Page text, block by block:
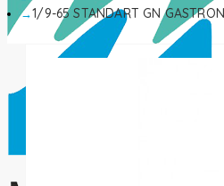
1/9-65 STANDART GN